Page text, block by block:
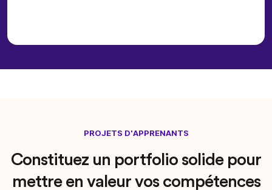
PROJETS D'APPRENANTS
Constituez un portfolio solide pour
mettre en valeur vos compétences